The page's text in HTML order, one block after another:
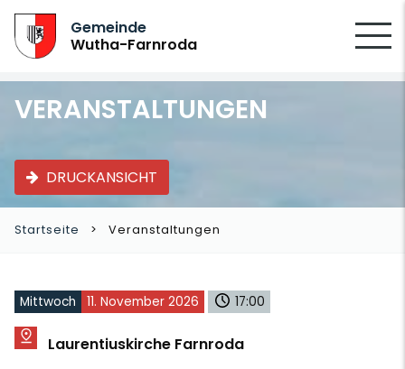
Gemeinde
Wutha-Farnroda
VERANSTALTUNGEN
DRUCKANSICHT
Startseite Veranstaltungen
Mittwoch 11. November 2026 17:00
Laurentiuskirche Farnroda